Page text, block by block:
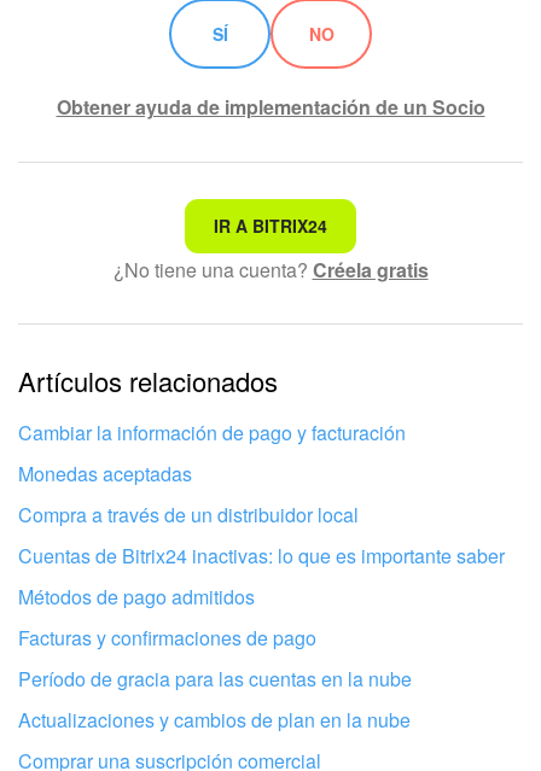
SÍ NO
Obtener ayuda de implementación de un Socio
No es lo que estoy buscando
Texto complicado e incomprensible
La información está desactualizada
La explicación es demasiado corta. Necesito más
información
No me gusta cómo funciona esta herramienta
IR A BITRIX24
¿No tiene una cuenta? Créela gratis
Artículos relacionados
Cambiar la información de pago y facturación
Monedas aceptadas
Compra a través de un distribuidor local
Cuentas de Bitrix24 inactivas: lo que es importante saber
Métodos de pago admitidos
Facturas y confirmaciones de pago
Período de gracia para las cuentas en la nube
Actualizaciones y cambios de plan en la nube
Comprar una suscripción comercial